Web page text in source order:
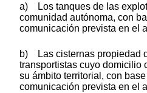
a) Los tanques de las
comunidad autónoma, con
comunicación prevista en el
b) Las cisternas propiedad
transportistas cuyo domicilio
su ámbito territorial, con
comunicación prevista en el